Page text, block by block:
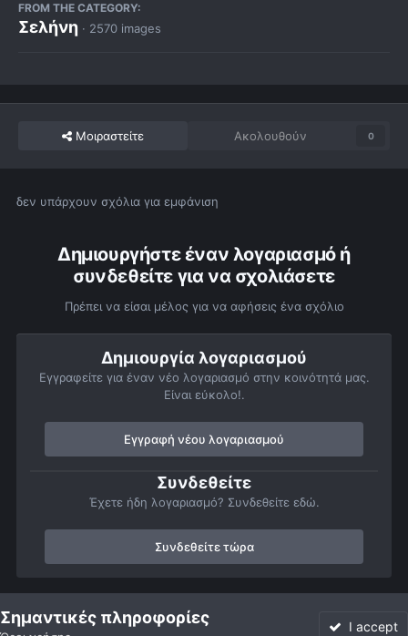
FROM THE CATEGORY:
Σελήνη · 2570 images
Μοιραστείτε Ακολουθούν 0
δεν υπάρχουν σχόλια για εμφάνιση
Δημιουργήστε έναν λογαριασμό ή
συνδεθείτε για να σχολιάσετε
Πρέπει να είσαι μέλος για να αφήσεις ένα σχόλιο
Δημιουργία λογαριασμού
Εγγραφείτε για έναν νέο λογαριασμό στην κοινότητά μας.
Είναι εύκολο!.
Εγγραφή νέου λογαριασμού
Συνδεθείτε
Έχετε ήδη λογαριασμό? Συνδεθείτε εδώ.
Συνδεθείτε τώρα
Αρχή Αστροφωτογραφίες Σελήνη
Σημαντικές πληροφορίες I accept